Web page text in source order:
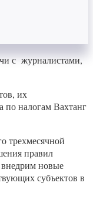
с журналистами,
их
по налогам Вахтанг
трехмесячной
правил
внедрим новые
субъектов в